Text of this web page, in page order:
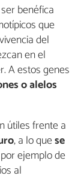
benéfica
que
del
en el
A estos genes
o alelos
útiles frente a
, a lo quese
ejemplo de
al